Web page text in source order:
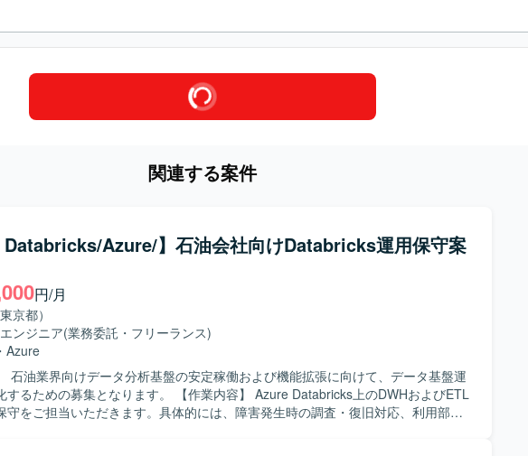
関連する案件
Azure/】石油会社向けDatabricks運用保守案
円/月
京都）
ンジニア(業務委託・フリーランス)
Azure
石油業界向けデータ分析基盤の安定稼働および機能拡張に向けて、データ基盤運
なります。 【作業内容】 Azure Databricks上のDWHおよびETL
守をご担当いただきます。具体的には、障害発生時の調査・復旧対応、利用部門